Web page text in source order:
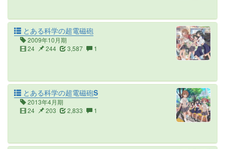
とある科学の超電磁砲
2009年10月期
24
244 3,587 1
とある科学の超電磁砲S
2013年4月期
24
203 2,833 1